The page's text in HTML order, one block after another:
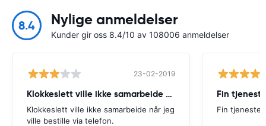
8.4 Nylige anmeldelser
Kunder gir oss 8.4/10 av 108006 anmeldelser
23-02-2019
Klokkeslett ville ikke samarbeide når
Klokkeslett ville ikke samarbeide når jeg
ville bestille via telefon.
Fin
Fin tjeneste